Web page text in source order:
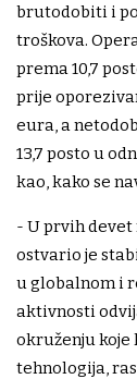
brutodobiti i
troškova.
prema 10,7
prije
eura, a
13,7 posto u
kao, kako se
- U prvih devet
ostvario je
u globalnom i
aktivnosti
okruženju
tehnologija,